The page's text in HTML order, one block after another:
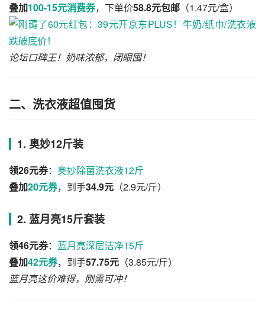
叠加100-15元消费券，下单价58.8元包邮 （1.47元/盒）
论坛口碑王！奶味浓郁，闭眼囤！
二、洗衣液超值囤货
1. 奥妙12斤装
领26元券： 奥妙除菌洗衣液12斤
叠加20元券，到手34.9元 （2.9元/斤）
2. 蓝月亮15斤套装
领46元券： 蓝月亮深层洁净15斤
叠加42元券，到手57.75元 （3.85元/斤）
蓝月亮这价难得，刚需可冲！